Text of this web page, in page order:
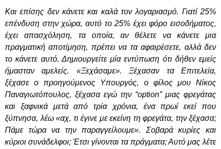
Και επίσης δεν κάνετε και καλά τον λογαριασμό. Γιατί 25%
επένδυση στην χώρα, αυτό το 25% έχει φόρο εισοδήματος,
έχει απασχόληση, τα οποία, αν θέλετε να κάνετε μια
πραγματική αποτίμηση, πρέπει να τα αφαιρέσετε, αλλά δεν
το κάνετε αυτό. Δημιουργείτε μία εντύπωση ότι δήθεν εμείς
ήμασταν αμελείς. «Ξεχάσαμε». Ξέχασαν τα Επιτελεία,
ξέχασε ο προηγούμενος Υπουργός, ο φίλος μου Νίκος
Παναγιωτόπουλος, ξέχασα εγώ την “option” μιας φρεγάτας
και ξαφνικά μετά από τρία χρόνια, ένα πρωί εκεί που
ξύπνησα, λέω «αχ, τι έγινε με εκείνη τη φρεγάτα, την ξέχασα;
Πάμε τώρα να την παραγγείλουμε». Σοβαρά κυρίες και
κύριοι συνάδελφοι; Έτσι γίνονται τα πράγματα; Αυτό μας λέτε